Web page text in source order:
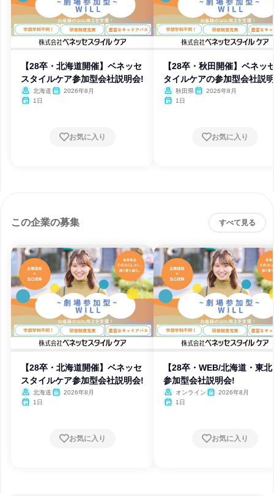
【28卒・北海道開催】ベネッセ
スタイルケア参加型会社説明会!
北海道
2026年8月
1日
お気に入り
【28卒・秋田開催】ベネッ
タイルケアの参加型会社説
秋田県
2026年8月
1日
お気に入り
この企業の募集 すべて見る
【28卒・北海道開催】ベネッセ
スタイルケア参加型会社説明会!
北海道
2026年8月
1日
お気に入り
【28卒・WEB/北海道・東
参加型会社説明会!
オンライン
2026年8月
1日
お気に入り